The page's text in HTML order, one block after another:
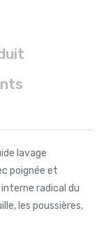
lavage
poignée et
radical du
les poussières,